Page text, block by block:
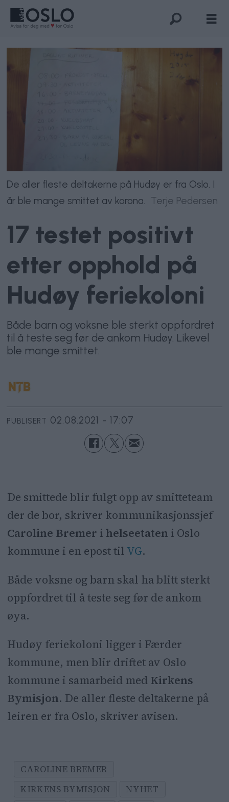
De aller fleste deltakerne på Hudøy er fra Oslo. I
år ble mange smittet av korona. Terje Pedersen
17 testet positivt
etter opphold på
Hudøy feriekoloni
Både barn og voksne ble sterkt oppfordret
til å teste seg før de ankom Hudøy. Likevel
ble mange smittet.
PUBLISERT 02.08.2021 - 17:07
De smittede blir fulgt opp av smitteteam
der de bor, skriver kommunikasjonssjef
Caroline Bremer i helseetaten i Oslo
kommune i en epost til VG.
Både voksne og barn skal ha blitt sterkt
oppfordret til å teste seg før de ankom
øya.
Hudøy feriekoloni ligger i Færder
kommune, men blir driftet av Oslo
kommune i samarbeid med Kirkens
Bymisjon. De aller fleste deltakerne på
leiren er fra Oslo, skriver avisen.
CAROLINE BREMER
KIRKENS BYMISJON
NYHET